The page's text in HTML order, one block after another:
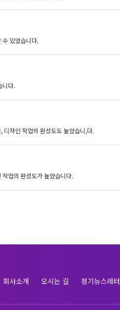
수 있었습니다.
니다.
디자인 작업의 완성도도 높았습니,다.
업의 완성도가 높았습니다.
회사소개 오시는 길 정기뉴스레터